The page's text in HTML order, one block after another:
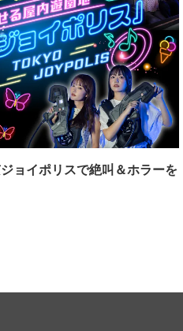
ョイポリスで絶叫＆ホラーを